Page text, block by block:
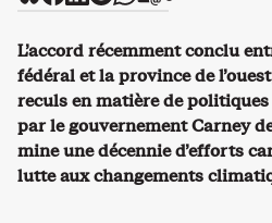
L’accord récemment conclu
fédéral et la province de
reculs en matière de
par le gouvernement Carney
mine une décennie d’efforts
lutte aux changements